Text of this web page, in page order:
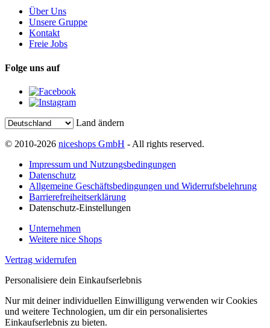
Über Uns
Unsere Gruppe
Kontakt
Freie Jobs
Folge uns auf
Land ändern
© 2010-2026 niceshops GmbH - All rights reserved.
Impressum und Nutzungsbedingungen
Datenschutz
Allgemeine Geschäftsbedingungen und Widerrufsbelehrung
Barrierefreiheitserklärung
Datenschutz-Einstellungen
Unternehmen
Weitere nice Shops
Vertrag widerrufen
Personalisiere dein Einkaufserlebnis
Nur mit deiner individuellen Einwilligung verwenden wir Cookies
und weitere Technologien, um dir ein personalisiertes
Einkaufserlebnis zu bieten.